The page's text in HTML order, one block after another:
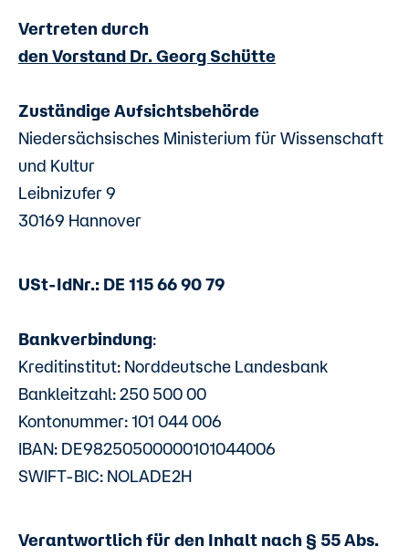
Vertreten durch
den Vorstand Dr. Georg Schütte
Zuständige Aufsichtsbehörde
Niedersächsisches Ministerium für Wissenschaft
und Kultur
Leibnizufer 9
30169 Hannover
USt-IdNr.: DE 115 66 90 79
Bankverbindung:
Kreditinstitut: Norddeutsche Landesbank
Bankleitzahl: 250 500 00
Kontonummer: 101 044 006
IBAN: DE98250500000101044006
SWIFT-BIC: NOLADE2H
Verantwortlich für den Inhalt nach § 55 Abs.